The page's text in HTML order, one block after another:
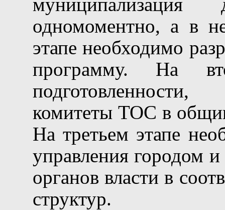
одномоментно, а в
этапе необходимо
программу. На
комитеты ТОС в
На третьем этапе
управления городом
органов власти в
структур.